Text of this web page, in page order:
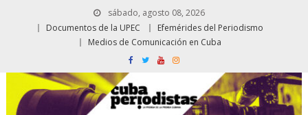
sábado, agosto 08, 2026
Documentos de la UPEC
Efemérides del Periodismo
Medios de Comunicación en Cuba